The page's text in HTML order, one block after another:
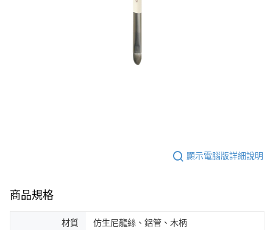
顯示電腦版詳細說明
商品規格
材質 仿生尼龍絲、鋁管、木柄